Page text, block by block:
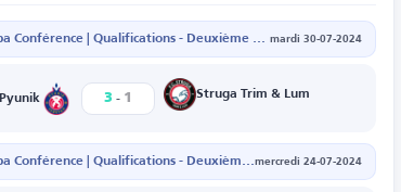
Ligue Europa Conférence | Qualifications - Deuxième Tour - Match retour mardi 30-07-2024
Pyunik 3 - 1 Struga Trim & Lum
Ligue Europa Conférence | Qualifications - Deuxième Tour - Match allermercredi 24-07-2024